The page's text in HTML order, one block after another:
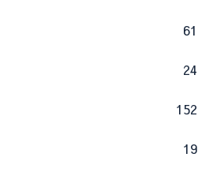
61
24
152
19